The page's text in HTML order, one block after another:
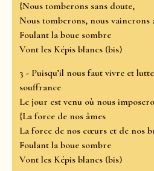
{Nous tomberons sans doute,
Nous tomberons, nous vaincrons
Foulant la boue sombre
Vont les Képis blancs (bis)
3 - Puisqu’il nous faut vivre et
souffrance
Le jour est venu où nous
{La force de nos âmes
La force de nos cœurs et de nos
Foulant la boue sombre
Vont les Képis blancs (bis)